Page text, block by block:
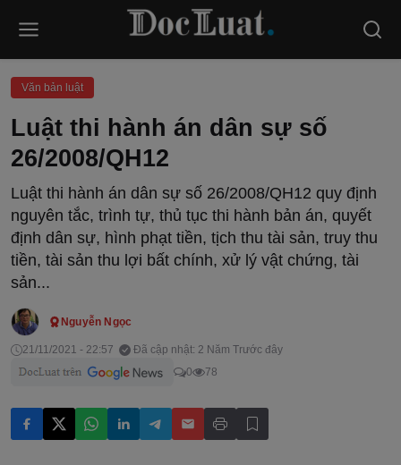
Văn bản luật
Luật thi hành án dân sự số
26/2008/QH12
Luật thi hành án dân sự số 26/2008/QH12 quy định
nguyên tắc, trình tự, thủ tục thi hành bản án, quyết
định dân sự, hình phạt tiền, tịch thu tài sản, truy thu
tiền, tài sản thu lợi bất chính, xử lý vật chứng, tài
sản...
Nguyễn Ngọc
21/11/2021 - 22:57
Đã cập nhật: 2 Năm Trước đây
0
78